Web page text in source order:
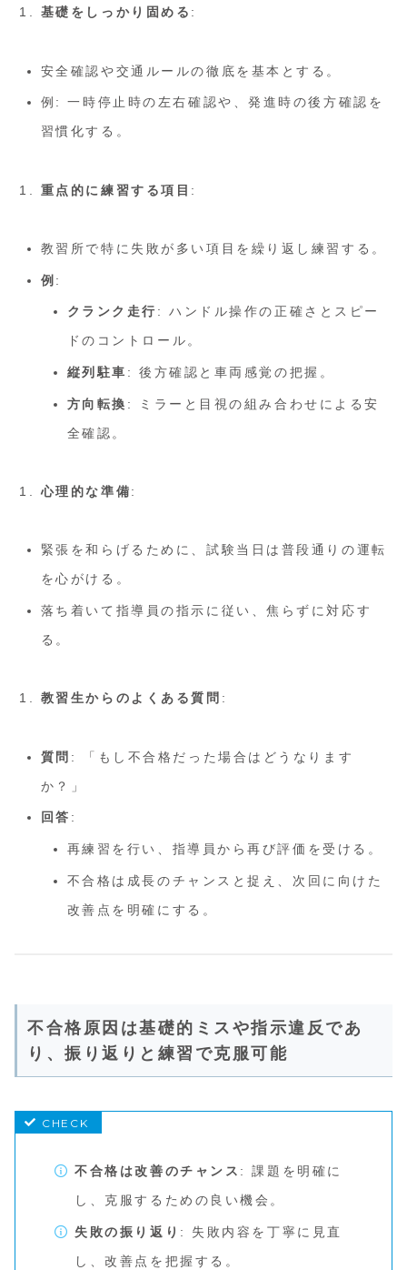
基礎をしっかり固める :
安全確認や交通ルールの徹底を基本とする。
例: 一時停止時の左右確認や、発進時の後方確認を
習慣化する。
重点的に練習する項目 :
教習所で特に失敗が多い項目を繰り返し練習する。
例 :
クランク走行 : ハンドル操作の正確さとスピー
ドのコントロール。
縦列駐車 : 後方確認と車両感覚の把握。
方向転換 : ミラーと目視の組み合わせによる安
全確認。
心理的な準備:
緊張を和らげるために、試験当日は普段通りの運転
を心がける。
落ち着いて指導員の指示に従い、焦らずに対応す
る。
教習生からのよくある質問 :
質問 : 「もし不合格だった場合はどうなります
か？」
回答 :
再練習を行い、指導員から再び評価を受ける。
不合格は成長のチャンスと捉え、次回に向けた
改善点を明確にする。
不合格原因は基礎的ミスや指示違反であ
り、振り返りと練習で克服可能
不合格は改善のチャンス : 課題を明確に
し、克服するための良い機会。
失敗の振り返り : 失敗内容を丁寧に見直
し、改善点を把握する。